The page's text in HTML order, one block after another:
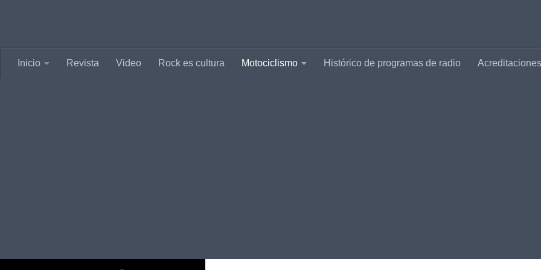
Inicio Revista Video Rock es cultura Motociclismo Histórico de programas de radio Acreditaciones